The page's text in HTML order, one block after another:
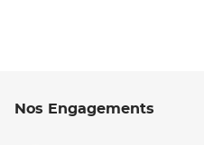
Nos Engagements